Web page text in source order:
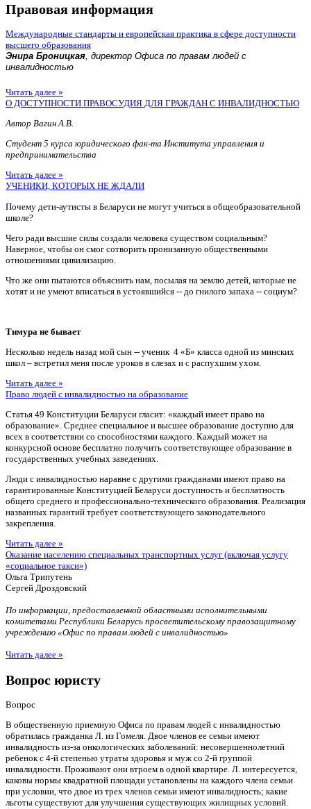
Правовая информация
Международные стандарты и европейская практика в сфере доступности
высшего образования
Энира Броницкая, директор Офиса по правам людей с
инвалидностью
Читать далее »
О ДОСТУПНОСТИ ПРАВОСУДИЯ ДЛЯ ГРАЖДАН С ИНВАЛИДНОСТЬЮ
Автор Вагин А.В.
Студент 5 курса юридического фак-та Института управления и
предпринимательства
Читать далее »
УЧЕНИКИ, КОТОРЫХ НЕ ЖДАЛИ
Почему дети-аутисты в Беларуси не могут учиться в общеобразовательной
школе?
Чего ради высшие силы создали человека существом социальным?
Наверное, чтобы он смог сотворить пронизанную общественными
отношениями цивилизацию.
Что же они пытаются объяснить нам, посылая на землю детей, которые не
хотят и не умеют вписаться в устоявшийся -- до гнилого запаха -- социум?
Тимура не бывает
Несколько недель назад мой сын -- ученик 4 «Б» класса одной из минских
школ – встретил меня после уроков в слезах и с распухшим ухом.
Читать далее »
Право людей с инвалидностью на образование
Статья 49 Конституции Беларуси гласит: «каждый имеет право на
образование». Среднее специальное и высшее образование доступно для
всех в соответствии со способностями каждого. Каждый может на
конкурсной основе бесплатно получить соответствующее образование в
государственных учебных заведениях.
Люди с инвалидностью наравне с другими гражданами имеют право на
гарантированные Конституцией Беларуси доступность и бесплатность
общего среднего и профессионально-технического образования. Реализация
названных гарантий требует соответствующего законодательного
закрепления.
Читать далее »
Оказание населению специальных транспортных услуг (включая услугу
«социальное такси»)
Ольга Трипутень
Сергей Дроздовский
По информации, предоставленной областными исполнительными
комитетами Республики Беларусь просветительскому правозащитному
учреждению «Офис по правам людей с инвалидностью»
Читать далее »
Вопрос юристу
Вопрос
В общественную приемную Офиса по правам людей с инвалидностью
обратилась гражданка Л. из Гомеля. Двое членов ее семьи имеют
инвалидность из-за онкологических заболеваний: несовершеннолетний
ребенок с 4-й степенью утраты здоровья и муж со 2-й группой
инвалидности. Проживают они втроем в одной квартире. Л. интересуется,
каковы нормы квадратной площади установлены на каждого члена семьи
при условии, что двое из трех членов семьи имеют инвалидность; какие
льготы существуют для улучшения существующих жилищных условий.